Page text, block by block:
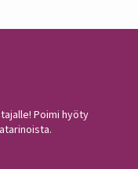
Poimi hyöty